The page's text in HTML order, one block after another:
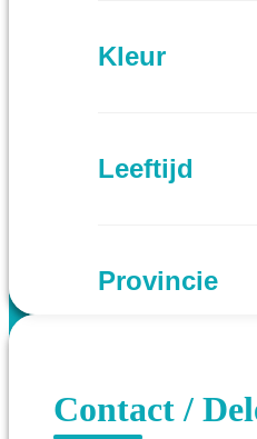
Kleur
Leeftijd
Provincie
Contact /